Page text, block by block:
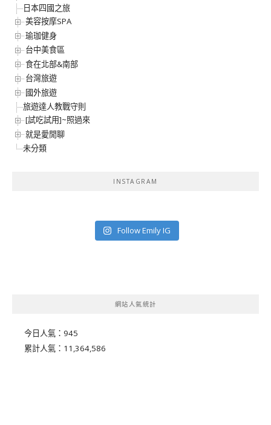
日本四國之旅
美容按摩SPA
瑜珈健身
台中美食區
食在北部&南部
台灣旅遊
國外旅遊
旅遊達人教戰守則
[試吃試用]~照過來
就是愛閒聊
未分類
INSTAGRAM
Follow Emily IG
網站人氣統計
今日人氣： 945
累計人氣： 11,364,586